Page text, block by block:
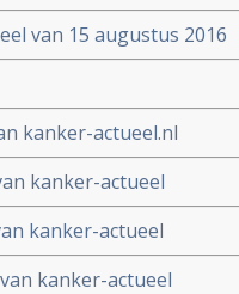
van 15 augustus 2016
kanker-actueel.nl
kanker-actueel
kanker-actueel
kanker-actueel